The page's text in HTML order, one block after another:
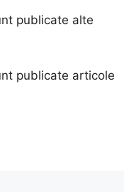
publicate alte
publicate articole